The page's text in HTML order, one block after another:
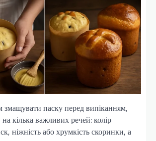
змащувати паску перед випіканням,
кілька важливих речей: колір
ніжність або хрумкість скоринки, а